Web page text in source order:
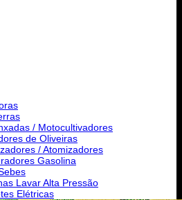
/ Motocultivadores
de Oliveiras
/ Atomizadores
Gasolina
Lavar Alta Pressão
Elétricas